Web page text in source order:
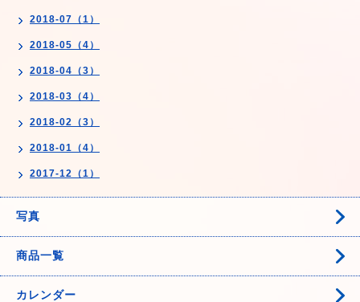
2018-07（1）
2018-05（4）
2018-04（3）
2018-03（4）
2018-02（3）
2018-01（4）
2017-12（1）
写真
商品一覧
カレンダー